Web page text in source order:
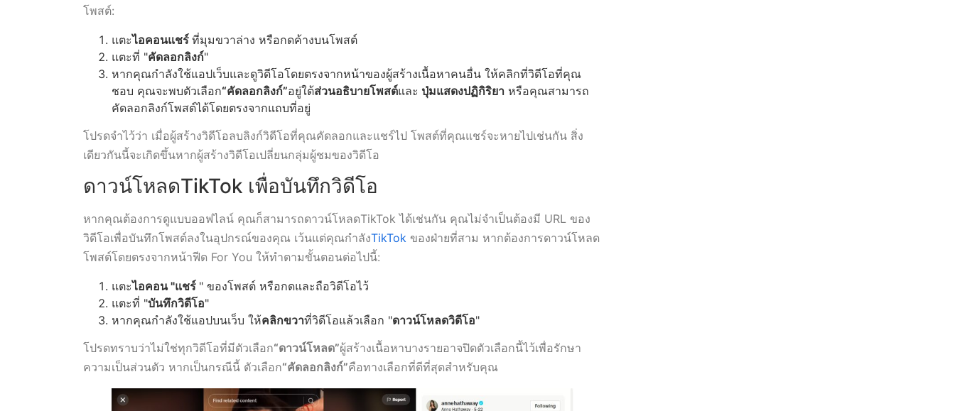
โพสต์:
แตะไอคอนแชร์ ที่มุมขวาล่าง หรือกดค้างบนโพสต์
แตะที่ "คัดลอกลิงก์"
หากคุณกำลังใช้แอปเว็บและดูวิดีโอโดยตรงจากหน้าของผู้สร้างเนื้อหาคนอื่น ให้คลิกที่วิดีโอที่คุณ
ชอบ คุณจะพบตัวเลือก“คัดลอกลิงก์”อยู่ใต้ส่วนอธิบายโพสต์และ ปุ่มแสดงปฏิกิริยา หรือคุณสามารถ
คัดลอกลิงก์โพสต์ได้โดยตรงจากแถบที่อยู่
โปรดจำไว้ว่า เมื่อผู้สร้างวิดีโอลบลิงก์วิดีโอที่คุณคัดลอกและแชร์ไป โพสต์ที่คุณแชร์จะหายไปเช่นกัน สิ่ง
เดียวกันนี้จะเกิดขึ้นหากผู้สร้างวิดีโอเปลี่ยนกลุ่มผู้ชมของวิดีโอ
ดาวน์โหลดTikTok เพื่อบันทึกวิดีโอ
หากคุณต้องการดูแบบออฟไลน์ คุณก็สามารถดาวน์โหลดTikTok ได้เช่นกัน คุณไม่จำเป็นต้องมี URL ของ
วิดีโอเพื่อบันทึกโพสต์ลงในอุปกรณ์ของคุณ เว้นแต่คุณกำลังTikTok ของฝ่ายที่สาม หากต้องการดาวน์โหลด
โพสต์โดยตรงจากหน้าฟีด For You ให้ทำตามขั้นตอนต่อไปนี้:
แตะไอคอน "แชร์ " ของโพสต์ หรือกดและถือวิดีโอไว้
แตะที่ "บันทึกวิดีโอ"
หากคุณกำลังใช้แอปบนเว็บ ให้คลิกขวาที่วิดีโอแล้วเลือก "ดาวน์โหลดวิดีโอ"
โปรดทราบว่าไม่ใช่ทุกวิดีโอที่มีตัวเลือก“ดาวน์โหลด”ผู้สร้างเนื้อหาบางรายอาจปิดตัวเลือกนี้ไว้เพื่อรักษา
ความเป็นส่วนตัว หากเป็นกรณีนี้ ตัวเลือก“คัดลอกลิงก์”คือทางเลือกที่ดีที่สุดสำหรับคุณ